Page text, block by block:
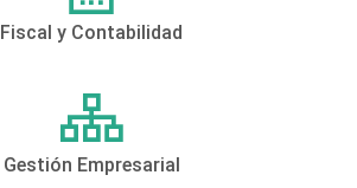
Fiscal y Contabilidad
Gestión Empresarial